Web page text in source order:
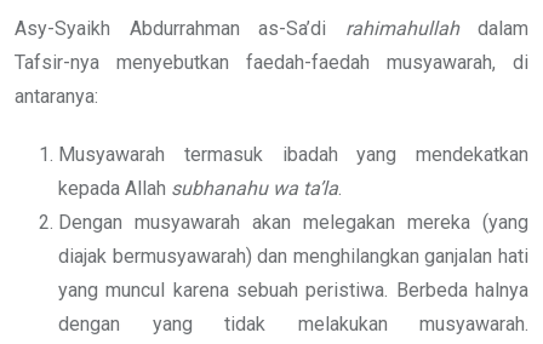
Asy-Syaikh Abdurrahman as-Sa’di rahimahullahdalam
Tafsir-nya menyebutkan faedah-faedah musyawarah, di
antaranya:
Musyawarah termasuk ibadah yang mendekatkan
kepada Allah subhanahu wa ta’la.
Dengan musyawarah akan melegakan mereka (yang
diajak bermusyawarah) dan menghilangkan ganjalan hati
yang muncul karena sebuah peristiwa. Berbeda halnya
dengan yang tidak melakukan musyawarah.